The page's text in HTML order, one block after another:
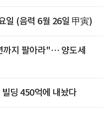
일 (음력 6월 26일 甲寅)
까지 팔아라"… 양도세
딩 450억에 내놨다